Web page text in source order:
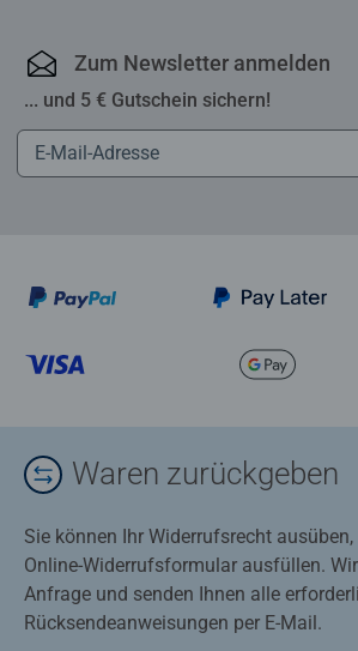
Zum Newsletter anmelden
... und 5 € Gutschein sichern!
Waren zurückgeben
Sie können Ihr Widerrufsrecht
Online-Widerrufsformular ausfüllen.
Anfrage und senden Ihnen alle
Rücksendeanweisungen per E-Mail.